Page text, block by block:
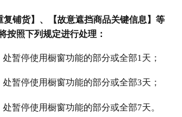
复铺货】、【故意遮挡商品关键信息】等
按照下列规定进行处理：
处暂停使用橱窗功能的部分或全部1天；
处暂停使用橱窗功能的部分或全部3天；
处暂停使用橱窗功能的部分或全部7天。